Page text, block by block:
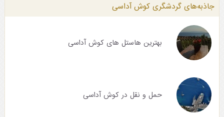
جاذبه‌های گردشگری کوش آداسی
بهترین هاستل های کوش آداسی
حمل و نقل در کوش آداسی